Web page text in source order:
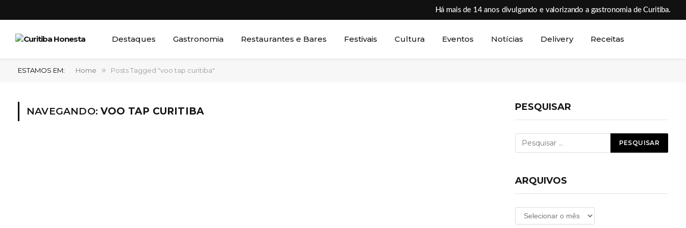
Há mais de 14 anos divulgando e valorizando a gastronomia de Curitiba.
Destaques Gastronomia Restaurantes e Bares Festivais Cultura Eventos Notícias Delivery Receitas
ESTAMOS EM: Home » Posts Tagged "voo tap curitiba"
NAVEGANDO:VOO TAP CURITIBA PESQUISAR
ARQUIVOS
Arquivos